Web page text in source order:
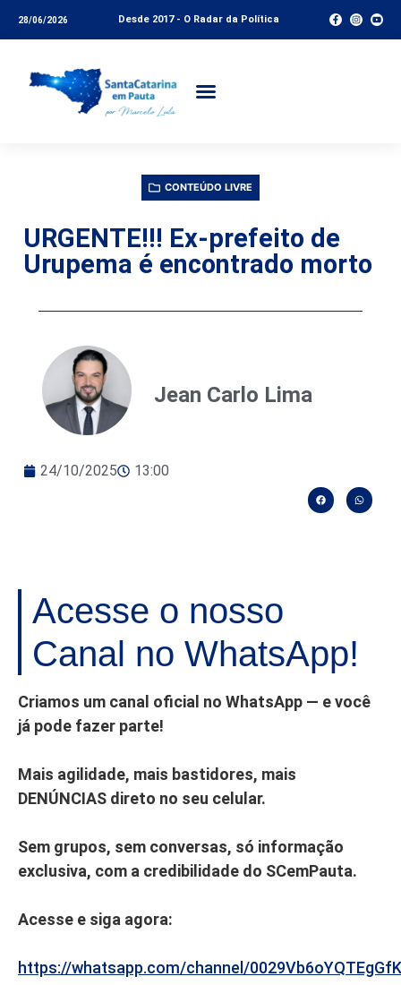
28/06/2026 Desde 2017 - O Radar da Política
CONTEÚDO LIVRE
URGENTE!!! Ex-prefeito de
Urupema é encontrado morto
Jean Carlo Lima
24/10/2025 13:00
Acesse o nosso
Canal no WhatsApp!
Criamos um canal oficial no WhatsApp — e você
já pode fazer parte!
Mais agilidade, mais bastidores, mais
DENÚNCIAS direto no seu celular.
Sem grupos, sem conversas, só informação
exclusiva, com a credibilidade do SCemPauta.
Acesse e siga agora:
https://whatsapp.com/channel/